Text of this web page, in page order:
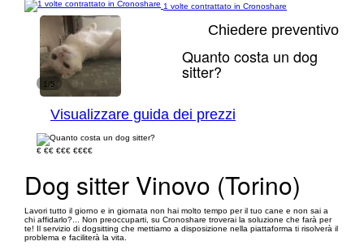
1 volte contrattato in Cronoshare
1/5
Chiedere preventivo
Quanto costa un dog
sitter?
Visualizzare guida dei prezzi
€ €€ €€€ €€€€
Dog sitter Vinovo (Torino)
Lavori tutto il giorno e in giornata non hai molto tempo per il tuo cane e non sai a
chi affidarlo?... Non preoccuparti, su Cronoshare troverai la soluzione che farà per
te! Il servizio di dogsitting che mettiamo a disposizione nella piattaforma ti risolverà il
problema e faciliterà la vita.